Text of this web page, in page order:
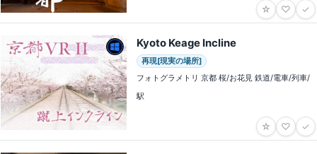
☆ ♡ ✓
Kyoto Keage Incline
再現[現実の場所]
フォトグラメトリ 京都 桜/お花見 鉄道/電車/列車/
駅
☆ ♡ ✓